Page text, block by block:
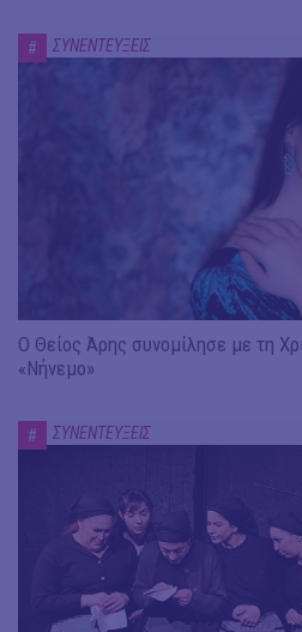
# ΣΥΝΕΝΤΕΥΞΕΙΣ
Ο Θείος Άρης συνομίλησε με τη
«Νήνεμο»
# ΣΥΝΕΝΤΕΥΞΕΙΣ